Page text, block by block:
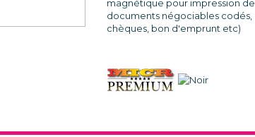
magnétique pour impression de
documents négociables codés,
chèques, bon d'emprunt etc)